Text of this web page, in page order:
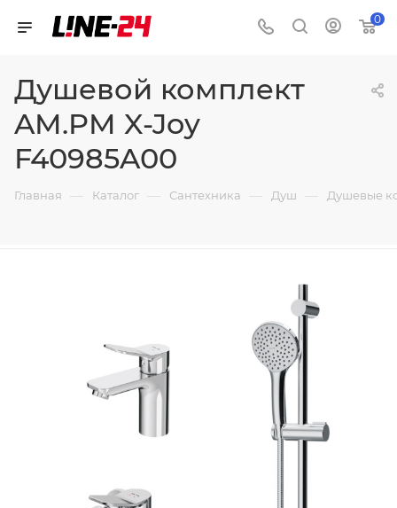
0
Душевой комплект
AM.PM X-Joy
F40985A00
Главная — Каталог — Сантехника — Душ — Душевые